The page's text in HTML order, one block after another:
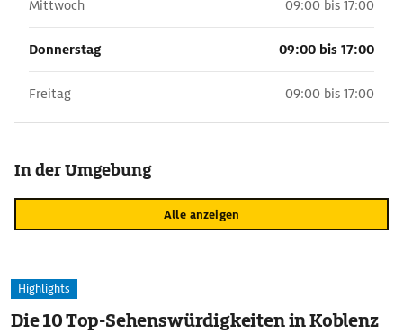
Mittwoch 09:00 bis 17:00
Donnerstag 09:00 bis 17:00
Freitag 09:00 bis 17:00
In der Umgebung
Alle anzeigen
Highlights
Die 10 Top-Sehenswürdigkeiten in Koblenz